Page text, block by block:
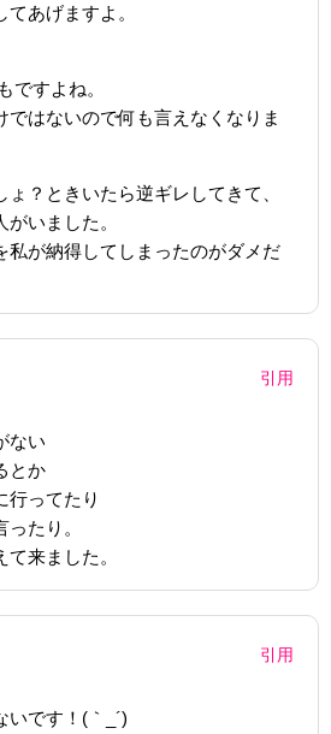
あげますよ。
ですよね。
ではないので何も言えなくなりま
？ときいたら逆ギレしてきて、
いました。
私が納得してしまったのがダメだ
引用
ない
とか
行ってたり
たり。
来ました。
引用
いです！(｀_´)